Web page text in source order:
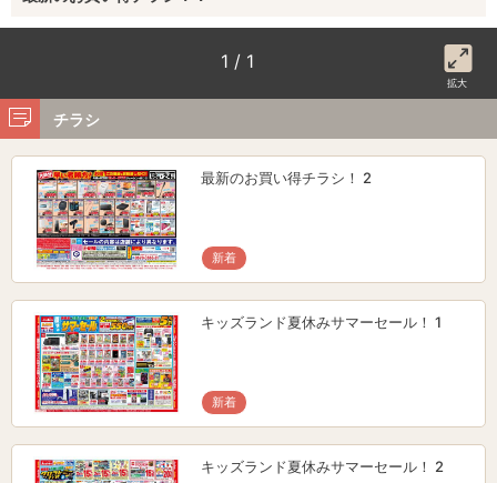
1 / 1
拡大
チラシ
最新のお買い得チラシ！ 2
新着
キッズランド夏休みサマーセール！ 1
新着
キッズランド夏休みサマーセール！ 2